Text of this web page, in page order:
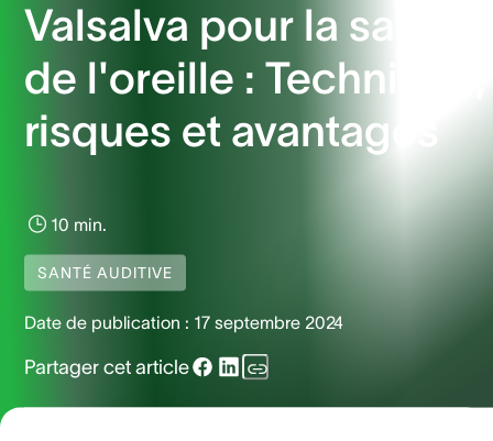
Valsalva pour la santé
de l'oreille : Technique,
risques et avantages
10 min.
SANTÉ AUDITIVE
Date de publication : 17 septembre 2024
Partager cet article